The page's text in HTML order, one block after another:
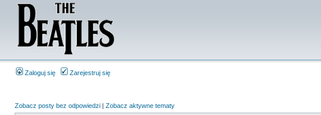
Zaloguj się Zarejestruj się
Zobacz posty bez odpowiedzi | Zobacz aktywne tematy